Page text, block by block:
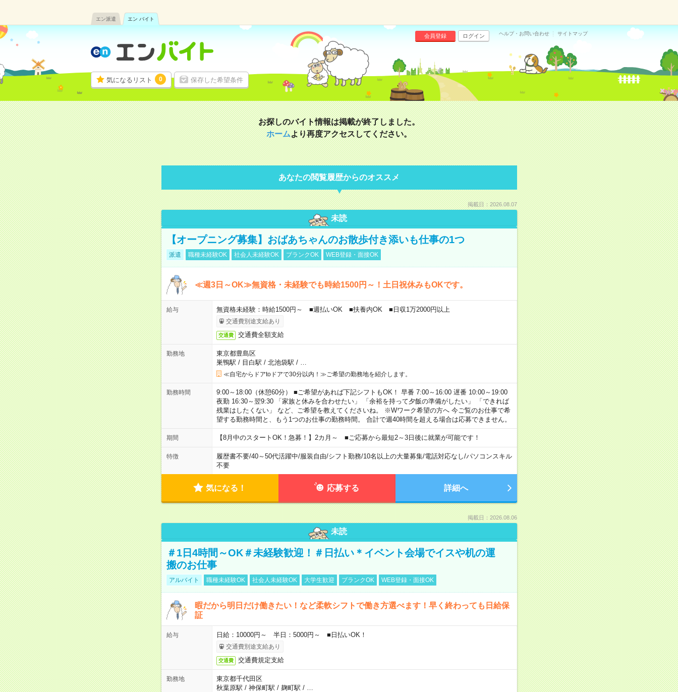
エン派遣 エン バイト
気になるリスト 0 保存した希望条件
会員登録 ログイン ヘルプ・お問い合わせ サイトマップ
お探しのバイト情報は掲載が終了しました。
ホームより再度アクセスしてください。
あなたの閲覧履歴からのオススメ
掲載日：2026.08.07
未読
【オープニング募集】おばあちゃんのお散歩付き添いも仕事の1つ
派遣 職種未経験OK 社会人未経験OK ブランクOK WEB登録・面接OK
≪週3日～OK≫無資格・未経験でも時給1500円～！土日祝休みもOKです。
給与 無資格未経験：時給1500円～ ■週払いOK ■扶養内OK ■日収1万2000円以上
交通費別途支給あり
交通費 交通費全額支給
勤務地
東京都豊島区
巣鴨駅 / 目白駅 / 北池袋駅 / …
≪自宅からドアtoドアで30分以内！≫ご希望の勤務地を紹介します。
勤務時間
9:00～18:00（休憩60分） ■ご希望があれば下記シフトもOK！ 早番 7:00～16:00 遅番 10:00～19:00
夜勤 16:30～翌9:30 「家族と休みを合わせたい」 「余裕を持って夕飯の準備がしたい」 「できれば
残業はしたくない」 など、ご希望を教えてくださいね。 ※Wワーク希望の方へ 今ご覧のお仕事で希
望する勤務時間と、もう1つのお仕事の勤務時間。 合計で週40時間を超える場合は応募できません。
期間 【8月中のスタートOK！急募！】2カ月～ ■ご応募から最短2～3日後に就業が可能です！
特徴 履歴書不要/40～50代活躍中/服装自由/シフト勤務/10名以上の大量募集/電話対応なし/パソコンスキル
不要
気になる！ 応募する 詳細へ
掲載日：2026.08.06
未読
＃1日4時間～OK＃未経験歓迎！＃日払い＊イベント会場でイスや机の運
搬のお仕事
アルバイト 職種未経験OK 社会人未経験OK 大学生歓迎 ブランクOK WEB登録・面接OK
暇だから明日だけ働きたい！など柔軟シフトで働き方選べます！早く終わっても日給保
証
給与 日給：10000円～ 半日：5000円～ ■日払いOK！
交通費別途支給あり
交通費 交通費規定支給
勤務地
東京都千代田区
秋葉原駅 / 神保町駅 / 麹町駅 / …